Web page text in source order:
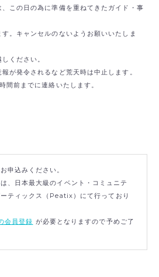
この日の為に準備を重ねてきたガイド・事
。キャンセルのないようお願いいたしま
ください。
が発令されるなど荒天時は中止します。
間前までに連絡いたします。
申込みください。
、日本最大級のイベント・コミュニテ
ティックス（Peatix）にて行っており
会員登録 が必要となりますので予めご了